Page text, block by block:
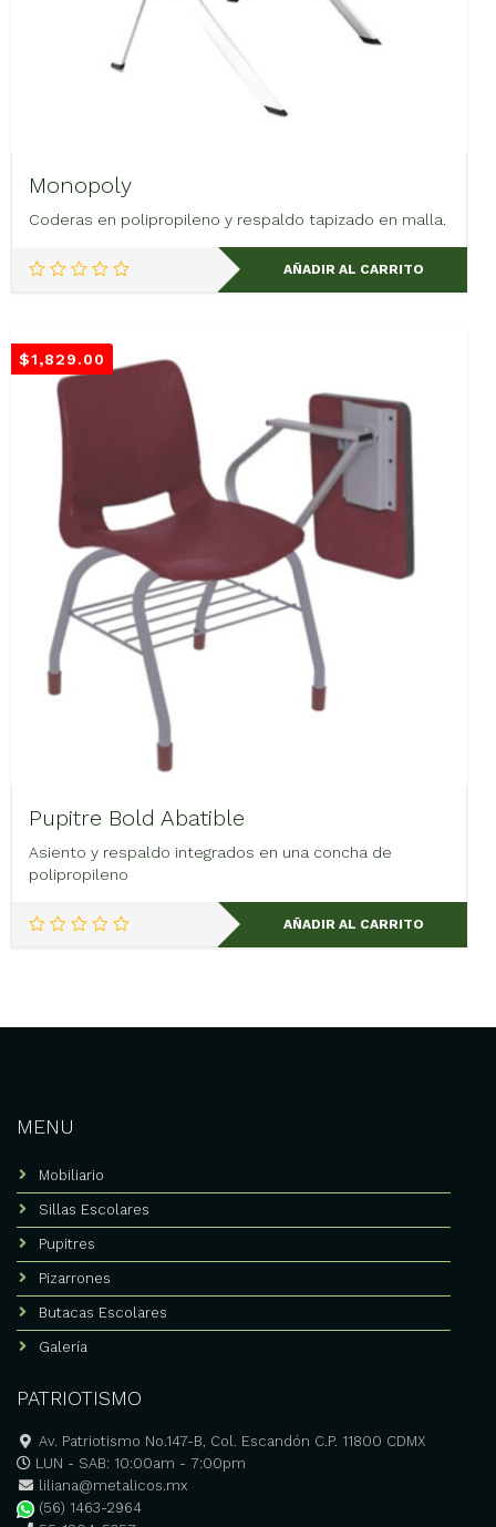
Monopoly
Coderas en polipropileno y respaldo tapizado en malla.
AÑADIR AL CARRITO
$1,829.00
Pupitre Bold Abatible
Asiento y respaldo integrados en una concha de
polipropileno
AÑADIR AL CARRITO
MENU
Mobiliario
Sillas Escolares
Pupitres
Pizarrones
Butacas Escolares
Galería
PATRIOTISMO
Av. Patriotismo No.147-B, Col. Escandón C.P. 11800 CDMX
LUN - SAB: 10:00am - 7:00pm
liliana@metalicos.mx
(56) 1463-2964